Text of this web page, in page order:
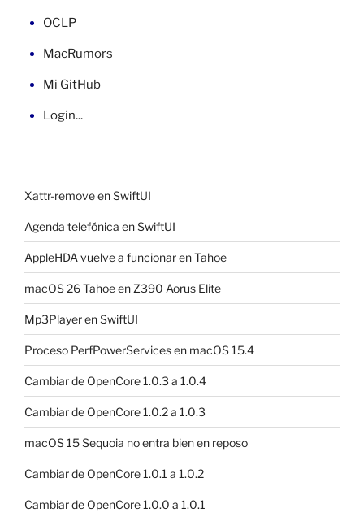
OCLP
MacRumors
Mi GitHub
Login...
Xattr-remove en SwiftUI
Agenda telefónica en SwiftUI
AppleHDA vuelve a funcionar en Tahoe
macOS 26 Tahoe en Z390 Aorus Elite
Mp3Player en SwiftUI
Proceso PerfPowerServices en macOS 15.4
Cambiar de OpenCore 1.0.3 a 1.0.4
Cambiar de OpenCore 1.0.2 a 1.0.3
macOS 15 Sequoia no entra bien en reposo
Cambiar de OpenCore 1.0.1 a 1.0.2
Cambiar de OpenCore 1.0.0 a 1.0.1